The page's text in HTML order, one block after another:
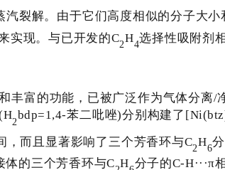
汽裂解。由于它们高度相似的分子大小
实现。与已开发的C2H4选择性吸附剂
丰富的功能，已被广泛作为气体分离/
H2bdp=1,4-苯二吡唑)分别构建了[
，而且显著影响了三个芳香环与C2H6
体的三个芳香环与C H 分子的C-H···π